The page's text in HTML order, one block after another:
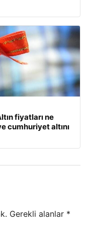
fiyatları ne
cumhuriyet altını
Gerekli alanlar *